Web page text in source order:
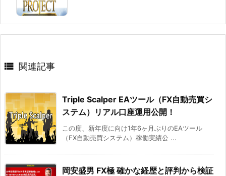
 関連記事
Triple Scalper EAツール（FX自動売買シ
ステム）リアル口座運用公開！
この度、新年度に向け1年6ヶ月ぶりのEAツール
（FX自動売買システム）稼働実績公 ...
岡安盛男 FX極 確かな経歴と評判から検証